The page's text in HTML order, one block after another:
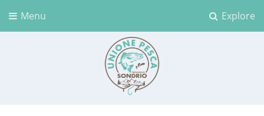
Explore
Menu